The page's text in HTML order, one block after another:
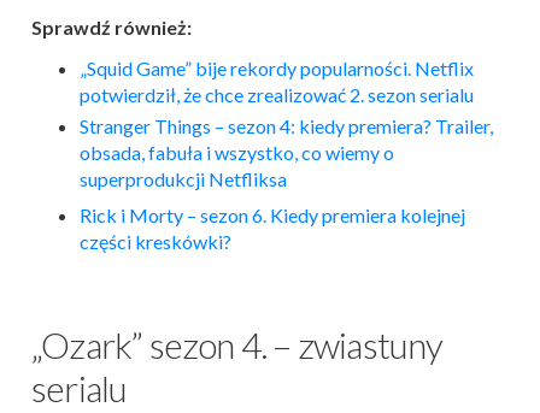
Sprawdź również:
„Squid Game” bije rekordy popularności. Netflix
potwierdził, że chce zrealizować 2. sezon serialu
Stranger Things – sezon 4: kiedy premiera? Trailer,
obsada, fabuła i wszystko, co wiemy o
superprodukcji Netfliksa
Rick i Morty – sezon 6. Kiedy premiera kolejnej
części kreskówki?
„Ozark” sezon 4. – zwiastuny
serialu